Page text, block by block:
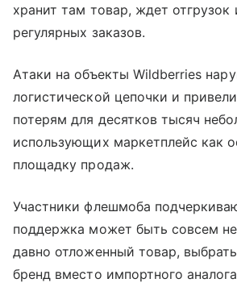
хранит там товар, ждет отгрузок
регулярных заказов.
Атаки на объекты Wildberries
логистической цепочки и
потерям для десятков тысяч
использующих маркетплейс как
площадку продаж.
Участники флешмоба
поддержка может быть совсем
давно отложенный товар,
бренд вместо импортного